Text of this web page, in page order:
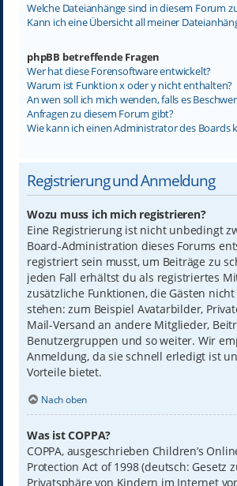
Welche Dateianhänge sind in diesem Forum
Kann ich eine Übersicht all meiner
phpBB betreffende Fragen
Wer hat diese Forensoftware entwickelt?
Warum ist Funktion x oder y nicht enthalten?
An wen soll ich mich wenden, falls es
Anfragen zu diesem Forum gibt?
Wie kann ich einen Administrator des Boards
Registrierung und Anmeldung
Wozu muss ich mich registrieren?
Eine Registrierung ist nicht unbedingt
Board-Administration dieses Forums
registriert sein musst, um Beiträge zu
jeden Fall erhältst du als registriertes
zusätzliche Funktionen, die Gästen
stehen: zum Beispiel Avatarbilder,
Mail-Versand an andere Mitglieder,
Benutzergruppen und so weiter. Wir
Anmeldung, da sie schnell erledigt ist
Vorteile bietet.
Nach oben
Was ist COPPA?
COPPA, ausgeschrieben Children’s
Protection Act of 1998 (deutsch: Gesetz
Privatsphäre von Kindern im Internet